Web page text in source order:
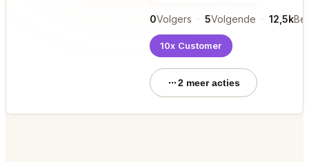
0Volgers · 5Volgende · 12,5k
10x Customer
2 meer acties